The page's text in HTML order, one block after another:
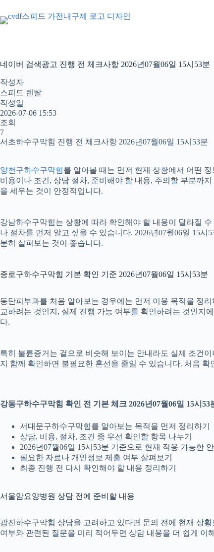
문
으
뛰
기
네이버 검색광고 진행 전 체크사항 2026년07월06일 15시53분
작성자
스피드 렌탈
작성일
2026-07-06 15:53
조회
7
서초하수구막힘 진행 전 체크사항 2026년07월06일 15시53분
양천구하수구막힘를 알아볼 때는 먼저 현재 상황에서 어떤
비용이나 조건, 상담 절차, 준비해야 할 내용, 주의할 부분까
을 세우는 것이 안정적입니다.
강남하수구막힘는 상황에 따라 확인해야 할 내용이 달라질
나 절차를 먼저 알고 싶을 수 있습니다. 2026년07월06일 15
분히 살펴보는 것이 좋습니다.
종로구하수구막힘 기본 확인 기준 2026년07월06일 15시53분
동탄피부과를 처음 알아보는 경우에는 먼저 이용 목적을 정
교하려는 것인지, 실제 진행 가능 여부를 확인하려는 것인지
다.
특히 불륜증거는 겉으로 비슷해 보이는 안내라도 실제 조건
지 함께 확인하면 불필요한 혼선을 줄일 수 있습니다. 처음
강동구하수구막힘 확인 전 기본 체크 2026년07월06일 15시53
서대문구하수구막힘를 알아보는 목적을 먼저 정리하기
상담, 비용, 절차, 조건 중 우선 확인할 항목 나누기
2026년07월06일 15시53분 기준으로 현재 적용 가능한
필요한 자료나 개인정보 제출 여부 살펴보기
최종 진행 전 다시 확인해야 할 내용 정리하기
서울암요양병원 상담 전에 준비할 내용
광진하수구막힘 상담을 고려하고 있다면 문의 전에 현재 상
여부와 관련된 질문을 미리 적어두면 상담 내용을 더 쉽게